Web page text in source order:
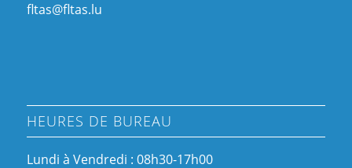
fltas@fltas.lu
HEURES DE BUREAU
Lundi à Vendredi : 08h30-17h00